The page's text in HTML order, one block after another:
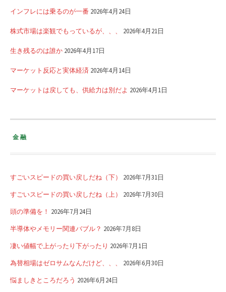
インフレには乗るのが一番 2026年4月24日
株式市場は楽観でもっているが、、、 2026年4月21日
生き残るのは誰か 2026年4月17日
マーケット反応と実体経済 2026年4月14日
マーケットは戻しても、供給力は別だよ 2026年4月1日
金融
すごいスピードの買い戻しだね（下） 2026年7月31日
すごいスピードの買い戻しだね（上） 2026年7月30日
頭の準備を！ 2026年7月24日
半導体やメモリー関連バブル？ 2026年7月8日
凄い値幅で上がったり下がったり 2026年7月1日
為替相場はゼロサムなんだけど、、、 2026年6月30日
悩ましきところだろう 2026年6月24日